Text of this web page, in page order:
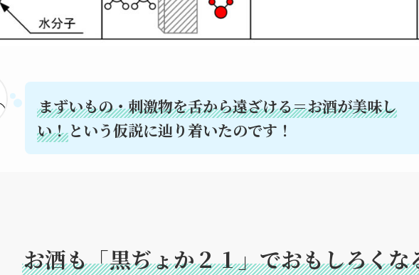
まずいもの・刺激物を舌から遠ざける＝お酒が美味し
い！ という仮説に辿り着いたのです！
お酒も「黒ぢょか２１」でおもしろくな